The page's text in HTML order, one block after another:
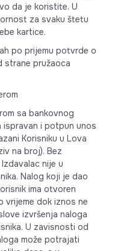
da je koristite. U
za svaku štetu
kartice.
po prijemu potvrde o
strane pružaoca
sa bankovnog
ispravan i potpun unos
Korisniku u Lova
na broj). Bez
nije u
Nalog koji je dao
ima otvoren
vrijeme dok iznos ne
izvršenja naloga
U zavisnosti od
može potrajati